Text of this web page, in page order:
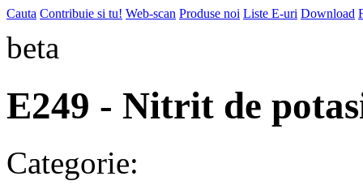
Cauta Contribuie si tu! Web-scan Produse noi Liste E-uri Download
beta
E249 - Nitrit de
Categorie: